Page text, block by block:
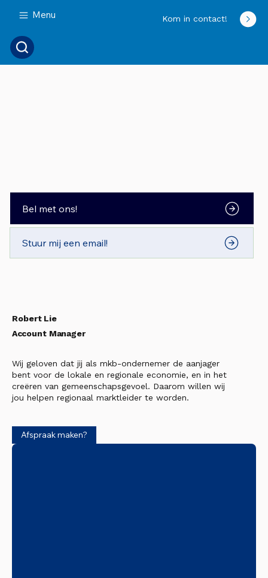
Menu Kom in contact!
Bel met ons!
Stuur mij een email!
Robert Lie
Account Manager
Wij geloven dat jij als mkb-ondernemer de aanjager
bent voor de lokale en regionale economie, en in het
creëren van gemeenschapsgevoel. Daarom willen wij
jou helpen regionaal marktleider te worden.
Afspraak maken?